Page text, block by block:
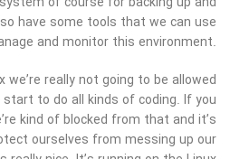
have some tools that we can use
and monitor this environment.
we’re really not going to be allowed
to do all kinds of coding. If you
kind of blocked from that and it’s
ourselves from messing up our